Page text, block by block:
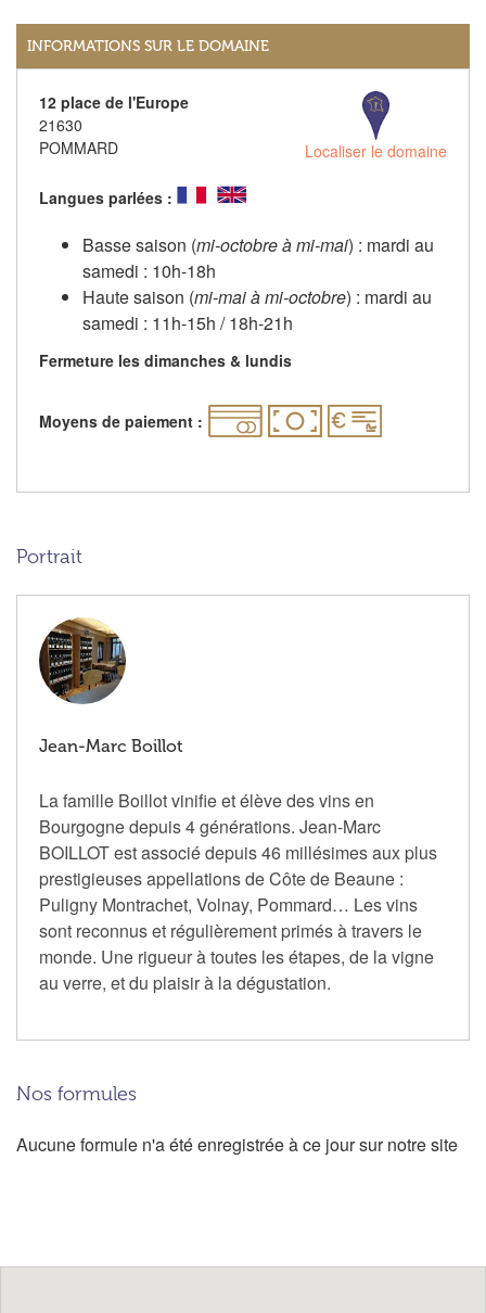
INFORMATIONS SUR LE DOMAINE
12 place de l'Europe
21630
POMMARD
Localiser le domaine
Langues parlées :
Basse saison (mi-octobre à mi-mai) : mardi au
samedi : 10h-18h
Haute saison (mi-mai à mi-octobre) : mardi au
samedi : 11h-15h / 18h-21h
Fermeture les dimanches & lundis
Moyens de paiement :
Portrait
Jean-Marc Boillot
La famille Boillot vinifie et élève des vins en
Bourgogne depuis 4 générations. Jean-Marc
BOILLOT est associé depuis 46 millésimes aux plus
prestigieuses appellations de Côte de Beaune :
Puligny Montrachet, Volnay, Pommard… Les vins
sont reconnus et régulièrement primés à travers le
monde. Une rigueur à toutes les étapes, de la vigne
au verre, et du plaisir à la dégustation.
Nos formules
Aucune formule n'a été enregistrée à ce jour sur notre site